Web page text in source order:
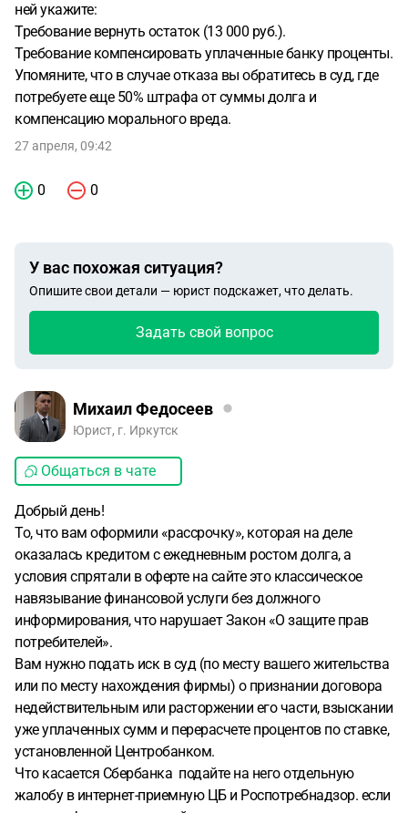
ней укажите:
Требование вернуть остаток (13 000 руб.).
Требование компенсировать уплаченные банку проценты.
Упомяните, что в случае отказа вы обратитесь в суд, где
потребуете еще 50% штрафа от суммы долга и
компенсацию морального вреда.
27 апреля, 09:42
0 0
У вас похожая ситуация?
Опишите свои детали — юрист подскажет, что делать.
Задать свой вопрос
Михаил Федосеев
Юрист, г. Иркутск
Общаться в чате
Добрый день!
То, что вам оформили «рассрочку», которая на деле
оказалась кредитом с ежедневным ростом долга, а
условия спрятали в оферте на сайте это классическое
навязывание финансовой услуги без должного
информирования, что нарушает Закон «О защите прав
потребителей».
Вам нужно подать иск в суд (по месту вашего жительства
или по месту нахождения фирмы) о признании договора
недействительным или расторжении его части, взыскании
уже уплаченных сумм и перерасчете процентов по ставке,
установленной Центробанком.
Что касается Сбербанка подайте на него отдельную
жалобу в интернет-приемную ЦБ и Роспотребнадзор. если